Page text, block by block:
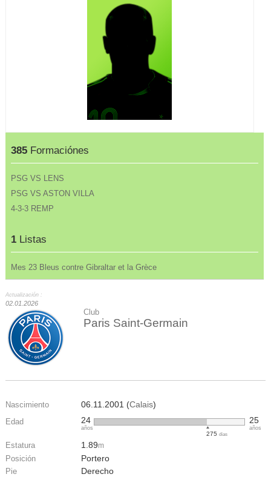
385 Formaciónes
PSG VS LENS
PSG VS ASTON VILLA
4-3-3 REMP
1 Listas
Mes 23 Bleus contre Gibraltar et la Grèce
Actualización :
02.01.2026
Club
Paris Saint-Germain
Nascimiento 06.11.2001 (Calais)
Edad 24
años
275 días
25
años
Estatura 1.89m
Posición Portero
Pie Derecho